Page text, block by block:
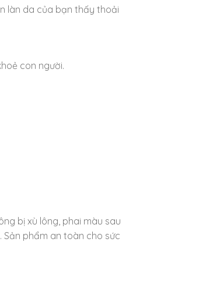
làn da của bạn thấy thoải
con người.
bị xù lông, phai màu sau
phẩm an toàn cho sức